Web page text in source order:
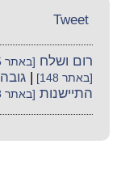
Tweet
רום ושלח [באתר 355]
[באתר 148] |גובה
התיישנות [באתר 28]